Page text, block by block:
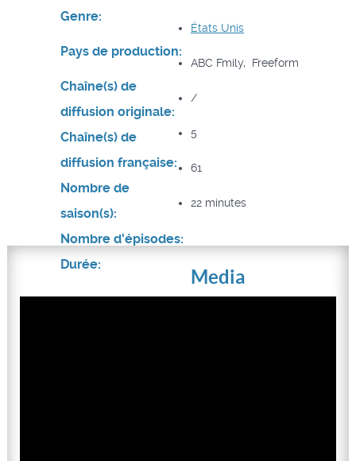
Genre:
Pays de production:
États Unis
Chaîne(s) de
diffusion originale:
ABC Fmily, Freeform
Chaîne(s) de
diffusion française:
/
Nombre de
saison(s):
5
Nombre d'épisodes:
61
Durée:
22 minutes
Media